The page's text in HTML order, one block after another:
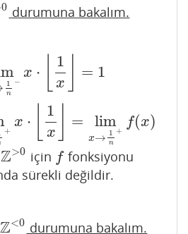
0 durumuna bakalım.
1
n
−
x ⋅
1
x
= 1
+
x ⋅
1
x
= lim
x→ 1
n
+
f(x)
x→ 1n − ⌊1x =1≠ n
Z>0
>0 için f
f fonksiyonu
sürekli değildir.
Z<0
<0 durumuna bakalım.